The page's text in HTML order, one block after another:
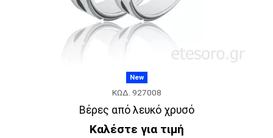
New
ΚΩΔ. 927008
Βέρες από λευκό χρυσό
Καλέστε για τιμή